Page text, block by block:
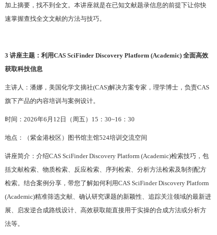
加上摘要，找不到全文。本讲座就是在已知文献题录信息的前提下让你快
速掌握查找全文文献的方法与技巧。
3 讲座主题：利用CAS SciFinder Discovery Platform (Academic) 全面高效
获取科技信息
主讲人： 潘娜 ，美国化学文摘社(CAS)解决方案专家，理学博士 ， 负责CAS
旗下产品的内容培训与案例设计。
时间： 2026年6 月 12 日（周五） 1 5 ： 30~1 6 ： 30
地点：（紫金港校区）图书馆主馆524培训交流空间
讲座简介：介绍CAS SciFinder Discovery Platform (Academic)检索技巧，包
括文献检索、物质检索、反应检索、序列检索、分析方法检索及制剂配方
检索。结合案例分享，带您了解如何利用CAS SciFinder Discovery Platform
(Academic)精准筛选文献、确认研究课题的新颖性、追踪关注领域的最新进
展、启发逆合成路线设计、高效获取能直接用于实操的合成方法或分析方
法等。